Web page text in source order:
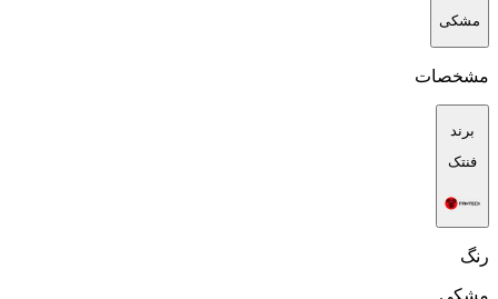
مشکی
مشخصات
برند
فنتک
رنگ
مشکی